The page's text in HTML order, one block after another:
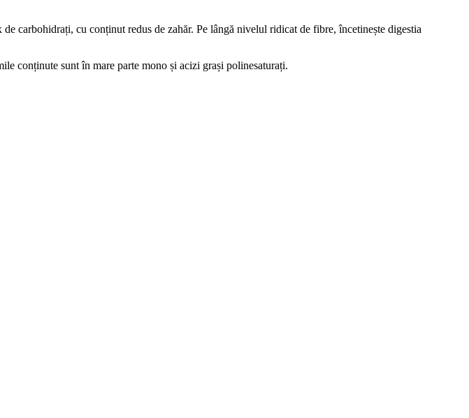
carbohidrați, cu conținut redus de zahăr. Pe lângă nivelul ridicat de fibre, încetinește digestia
conținute sunt în mare parte mono și acizi grași polinesaturați.